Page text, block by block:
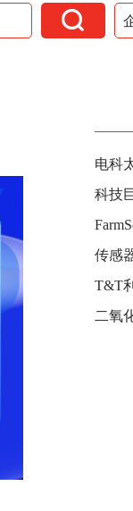

科技
传感